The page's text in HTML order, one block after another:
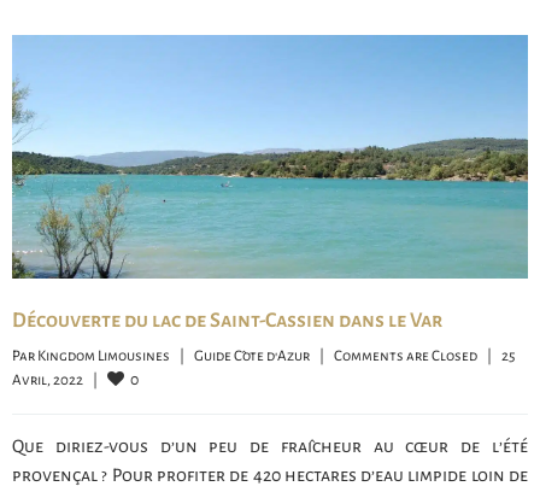
Découverte du lac de Saint-Cassien dans le Var
Par Kingdom Limousines Guide Côte d'Azur Comments are Closed
25
Avril, 2022
0
Que diriez-vous d’un peu de fraîcheur au cœur de l’été
provençal ? Pour profiter de 420 hectares d’eau limpide loin de